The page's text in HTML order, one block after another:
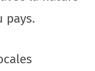
pays.